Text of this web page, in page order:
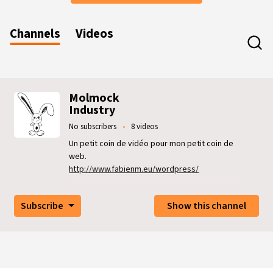
Channels Videos
Molmock
Industry
No subscribers 8 videos
Un petit coin de vidéo pour mon petit coin de
web.
http://www.fabienm.eu/wordpress/
Subscribe Show this channel